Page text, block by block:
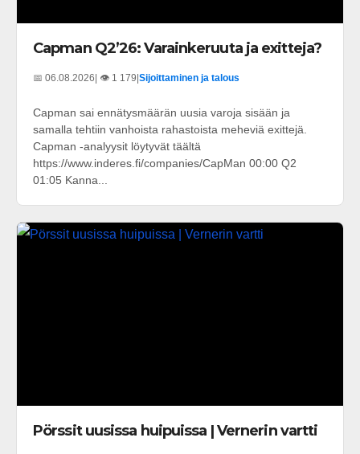
Capman Q2’26: Varainkeruuta ja exitteja?
📅 06.08.2026 | 👁️ 1 179 Sijoittaminen ja talous
Capman sai ennätysmäärän uusia varoja sisään ja
samalla tehtiin vanhoista rahastoista meheviä exittejä.
Capman -analyysit löytyvät täältä
https://www.inderes.fi/companies/CapMan 00:00 Q2
01:05 Kanna...
Pörssit uusissa huipuissa | Vernerin vartti